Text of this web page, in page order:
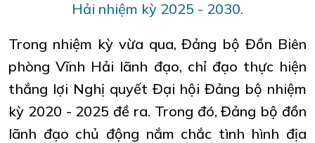
Hải nhiệm kỳ 2025 - 2030.
Trong nhiệm kỳ vừa qua, Đảng bộ Đồn Biên
phòng Vĩnh Hải lãnh đạo, chỉ đạo thực hiện
thắng lợi Nghị quyết Đại hội Đảng bộ nhiệm
kỳ 2020 - 2025 đề ra. Trong đó, Đảng bộ đồn
lãnh đạo chủ động nắm chắc tình hình địa